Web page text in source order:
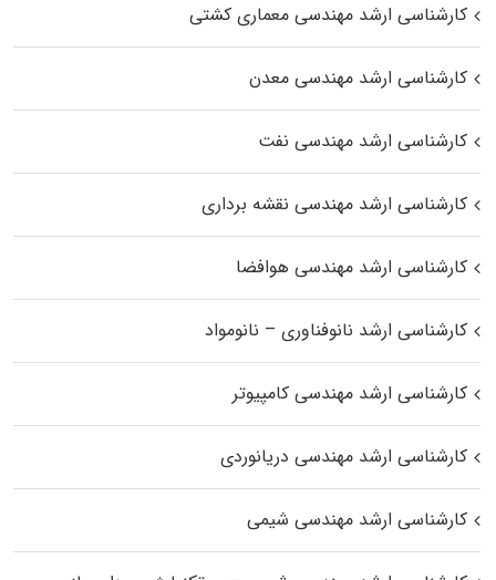
کارشناسی ارشد مهندسی معماری کشتی
کارشناسی ارشد مهندسی معدن
کارشناسی ارشد مهندسی نفت
کارشناسی ارشد مهندسی نقشه برداری
کارشناسی ارشد مهندسی هوافضا
کارشناسی ارشد نانوفناوری – نانومواد
کارشناسی ارشد مهندسی کامپیوتر
کارشناسی ارشد مهندسی دریانوردی
کارشناسی ارشد مهندسی شیمی